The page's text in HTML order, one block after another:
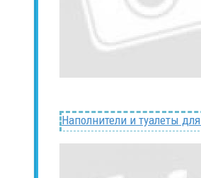
Наполнители и туалеты